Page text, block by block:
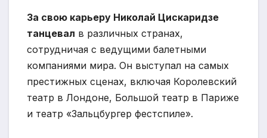
За свою карьеру Николай Цискаридзе
танцевал в различных странах,
сотрудничая с ведущими балетными
компаниями мира. Он выступал на самых
престижных сценах, включая Королевский
театр в Лондоне, Большой театр в Париже
и театр «Зальцбургер фестспиле».